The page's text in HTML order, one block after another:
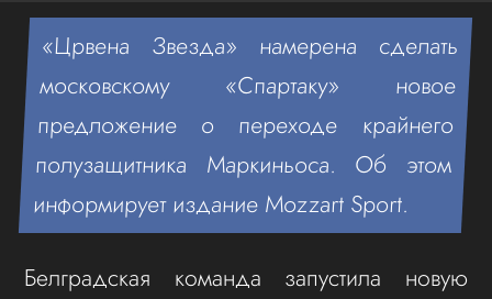
«Црвена Звезда» намерена сделать
московскому «Спартаку» новое
предложение о переходе крайнего
полузащитника Маркиньоса. Об этом
информирует издание Mozzart Sport.
Белградская команда запустила новую